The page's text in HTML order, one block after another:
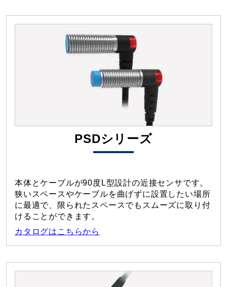
PSDシリーズ
本体とケーブルが90度L型設計の近接センサです。
狭いスペースやケーブルを曲げずに設置したい場所
に最適で、限られたスペースでもスムーズに取り付
けることができます。
カタログはこちらから